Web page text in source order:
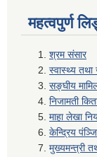
महत्वपुर्ण
श्रम संसार
स्वास्थ्य
सङ्घीय
निजामती
माहा लेखा
केन्द्रिय
मुख्यमन्त्री